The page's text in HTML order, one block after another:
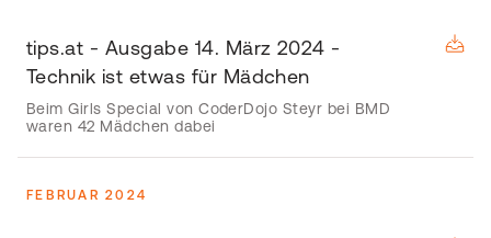
tips.at - Ausgabe 14. März 2024 -
Technik ist etwas für Mädchen
Beim Girls Special von CoderDojo Steyr bei BMD
waren 42 Mädchen dabei
FEBRUAR 2024